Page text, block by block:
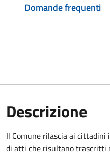
Domande frequenti
Descrizione
Il Comune rilascia ai
di atti che risultano trascritti